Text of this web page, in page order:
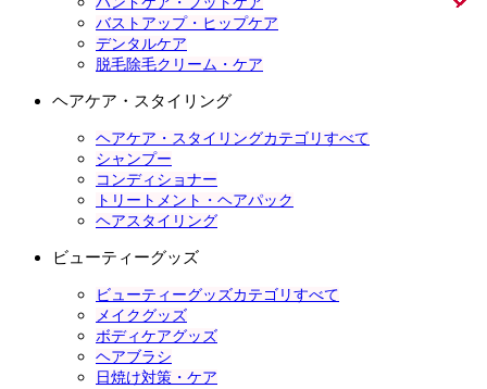
バストアップ・ヒップケア
デンタルケア
脱毛除毛クリーム・ケア
ヘアケア・スタイリング
ヘアケア・スタイリングカテゴリすべて
シャンプー
コンディショナー
トリートメント・ヘアパック
ヘアスタイリング
ビューティーグッズ
ビューティーグッズカテゴリすべて
メイクグッズ
ボディケアグッズ
ヘアブラシ
日焼け対策・ケア